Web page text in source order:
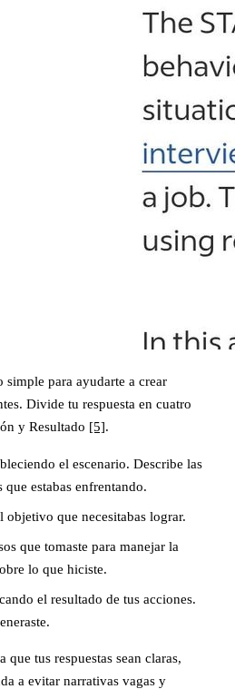
simple para ayudarte a crear
Divide tu respuesta en cuatro
y Resultado [5].
el escenario. Describe las
estabas enfrentando.
objetivo que necesitabas lograr.
que tomaste para manejar la
lo que hiciste.
el resultado de tus acciones.
que tus respuestas sean claras,
a evitar narrativas vagas y